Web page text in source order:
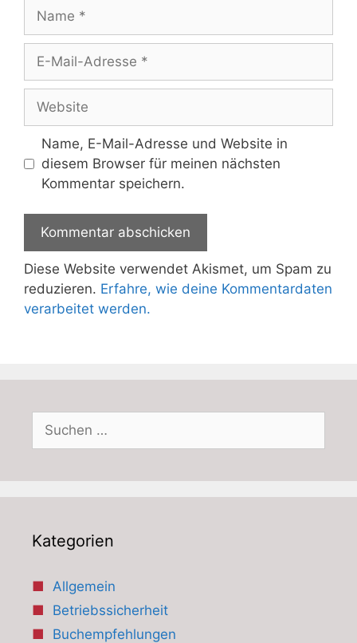
Mail-
Adresse
Name, E-Mail-Adresse und Website in
diesem Browser für meinen nächsten
Kommentar speichern.
Diese Website verwendet Akismet, um Spam zu
reduzieren. Erfahre, wie deine Kommentardaten
verarbeitet werden.
nach:
Kategorien
Allgemein
Betriebssicherheit
Buchempfehlungen